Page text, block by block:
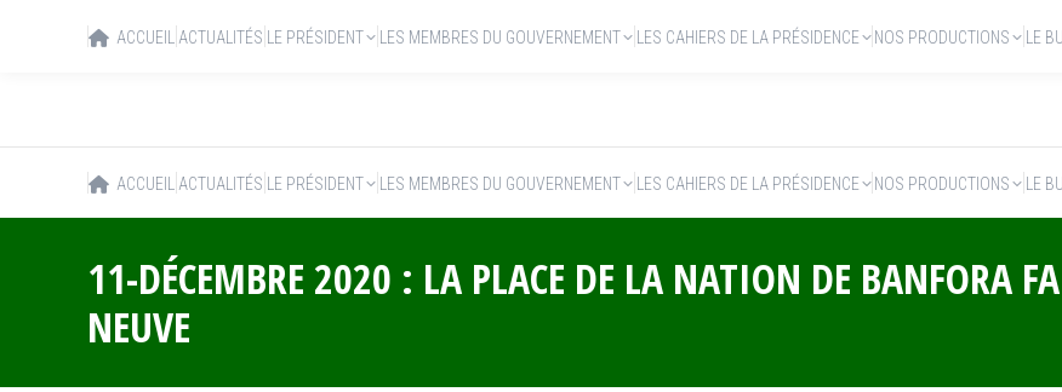
ACCUEIL ACTUALITÉS LE PRÉSIDENT LES MEMBRES DU GOUVERNEMENT LES CAHIERS DE LA PRÉSIDENCE NOS PRODUCTIONS LE
11-DÉCEMBRE 2020 : LA PLACE DE LA NATION DE BANFORA
NEUVE
ACCUEIL ACTUALITÉS LE PRÉSIDENT LES MEMBRES DU GOUVERNEMENT LES CAHIERS DE LA PRÉSIDENCE NOS PRODUCTIONS LE